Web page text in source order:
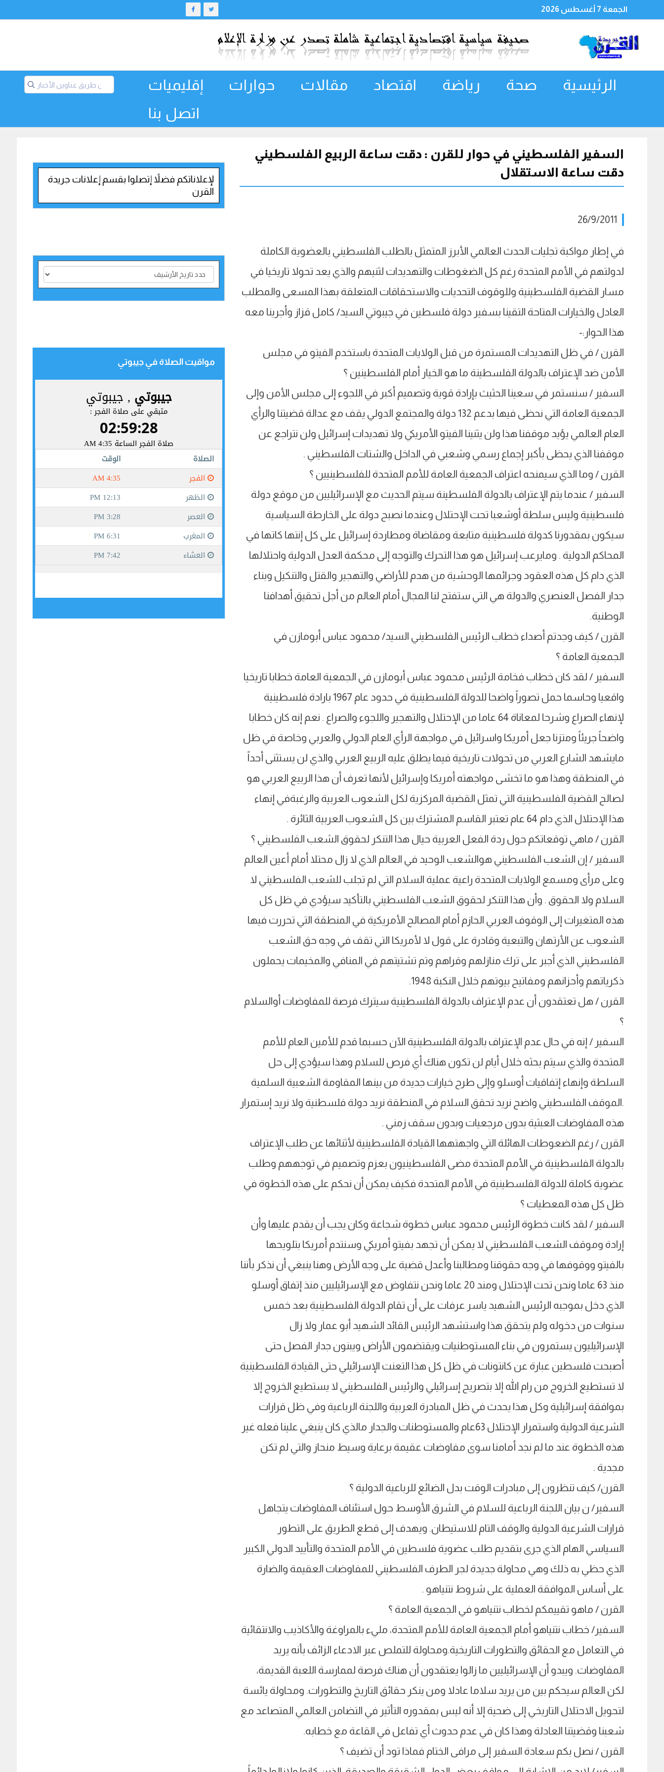
الجمعة 7 أغسطس 2026
الرئيسية صحة رياضة اقتصاد مقالات حوارات
إقليميات
اتصل بنا
السفير الفلسطيني في حوار للقرن : دقت ساعة الربيع الفلسطيني
دقت ساعة الاستقلال
26/9/2011
في إطار مواكبة تجليات الحدث العالمي الأبرز المتمثل بالطلب الفلسطيني بالعضوية الكاملة
لدولتهم في الأمم المتحدة رغم كل الضغوطات والتهديدات لثنيهم والذي يعد تحولا تاريخيا في
مسار القضية الفلسطينية وللوقوف التحديات والاستحقاقات المتعلقة بهذا المسعى والمطلب
العادل والخيارات المتاحة التقينا بسفير دولة فلسطين في جيبوتي السيد/ كامل قزاز وأجرينا معه
هذا الحوار:-
القرن / في ظل التهديدات المستمرة من قبل الولايات المتحدة باستخدم الفيتو في مجلس
الأمن ضد الإعتراف بالدولة الفلسطينة ما هو الخيار أمام الفلسطينين ؟
السفير / سنستمر في سعينا الحثيث بإرادة قوية وتصميم أكبر في اللجوء إلى مجلس الأمن وإلى
الجمعية العامة التي نحظى فيها بدعم 132 دولة والمجتمع الدولي يقف مع عدالة قضيتنا والرأي
العام العالمي يؤيد موقفنا هذا ولن يثنينا الفيتو الأمريكي ولا تهديدات إسرائيل ولن نتراجع عن
موقفنا الذي يحظى بأكبر إجماع رسمي وشعبي في الداخل والشتات الفلسطيني .
القرن / وما الذي سيمنحه اعتراف الجمعية العامة للأمم المتحدة للفلسطينيين ؟
السفير / عندما يتم الإعتراف بالدولة الفلسطينة سيتم الحديث مع الإسرائيليين من موقع دولة
فلسطينية وليس سلطة أوشعبا تحت الإحتلال وعندما نصبح دولة على الخارطة السياسية
سيكون بمقدورنا كدولة فلسطينية متابعة ومقاضاة ومطاردة إسرائيل على كل إنتها كاتها في
المحاكم الدولية . ومايرعب إسرائيل هو هذا التحرك والتوجه إلى محكمة العدل الدولية واحتلالها
الذي دام كل هذه العقود وجرائمها الوحشية من هدم للأراضي والتهجير والقتل والتنكيل وبناء
جدار الفصل العنصري والدولة هي التي ستفتح لنا المجال أمام العالم من أجل تحقيق أهدافنا
الوطنية.
القرن / كيف وجدتم أصداء خطاب الرئيس الفلسطيني السيد/ محمود عباس أبومازن في
الجمعية العامة ؟
السفير / لقد كان خطاب فخامة الرئيس محمود عباس أبومازن في الجمعية العامة خطابا تاريخيا
واقعيا وحاسما حمل تصوراً واضحا للدولة الفلسطينية في حدود عام 1967 بارادة فلسطينية
لإنهاء الصراع وشرحا لمعاناة 64 عاما من الإحتلال والتهجير واللجوء والصراع . نعم إنه كان خطابا
واضحاً جريئاً ومتزنا جعل أمريكا واسرائيل في مواجهة الرأي العام الدولي والعربي وخاصة في ظل
مايشهد الشارع العربي من تحولات تاريخية فيما يطلق عليه الربيع العربي والذي لن يستثنى أحداً
في المنطقة وهذا هو ما تخشى مواجهته أمريكا وإسرائيل لأنها تعرف أن هذا الربيع العربي هو
لصالح القضية الفلسطينية التي تمثل القضية المركزية لكل الشعوب العربية والرغبةفي إنهاء
هذا الإحتلال الذي دام 64 عام تعتبر القاسم المشترك بين كل الشعوب العربية الثائرة .
القرن / ماهي توقعاتكم حول ردة الفعل العربية حيال هذا التنكر لحقوق الشعب الفلسطيني ؟
السفير / إن الشعب الفلسطيني هوالشعب الوحيد في العالم الذي لا زال محتلا أمام أعين العالم
وعلى مرأى ومسمع الولايات المتحدة راعية عملية السلام التي لم تجلب للشعب الفلسطيني لا
السلام ولا الحقوق . وأن هذا التنكر لحقوق الشعب الفلسطيني بالتأكيد سيؤدي في ظل كل
هذه المتغيرات إلى الوقوف العربي الحازم أمام المصالح الأمريكية في المنطقة التي تحررت فيها
الشعوب عن الأرتهان والتبعية وقادرة على قول لا لأمريكا التي تقف في وجه حق الشعب
الفلسطيني الذي أجبر على ترك منازلهم وقراهم وتم تشتيتهم في المنافي والمخيمات يحملون
ذكرياتهم وأحزانهم ومفاتيح بيوتهم خلال النكبة 1948.
القرن / هل تعتقدون أن عدم الإعتراف بالدولة الفلسطينية سيترك فرصة للمفاوضات أوالسلام
؟
السفير / إنه في حال عدم الإعتراف بالدولة الفلسطينية الآن حسبما قدم للأمين العام للأمم
المتحدة والذي سيتم بحثه خلال أيام لن تكون هناك أي فرص للسلام وهذا سيؤدي إلى حل
السلطة وإنهاء إتفاقيات أوسلو وإلى طرح خيارات جديدة من بينها المقاومة الشعبية السلمية
.الموقف الفلسطيني واضح نريد تحقق السلام في المنطقة نريد دولة فلسطنية ولا نريد إستمرار
هذه المفاوضات العبثية بدون مرجعيات وبدون سقف زمني .
القرن / رغم الضعوطات الهائلة التي واجهتهها القيادة الفلسطينية لأثنائها عن طلب الإعتراف
بالدولة الفلسطينية في الأمم المتحدة مضى الفلسطينيون بعزم وتصميم في توجههم وطلب
عضوية كاملة للدولة الفلسطينية في الأمم المتحدة فكيف يمكن أن نحكم على هذه الخطوة في
ظل كل هذه المعطيات ؟
السفير / لقد كانت خطوة الرئيس محمود عباس خطوة شجاعة وكان يجب أن يقدم عليها وأن
إرادة وموقف الشعب الفلسطيني لا يمكن أن تجهد بفيتو أمريكي وسنتدم أمريكا بتلويحها
بالفيتو ووقوفها في وجه حقوقنا ومطالبنا وأعدل قضية على وجه الأرض وهنا ينبغي أن نذكر بأننا
منذ 63 عاما ونحن تحت الإحتلال ومند 20 عاما ونحن نتفاوض مع الإسرائيليين منذ إتفاق أوسلو
الذي دخل بموجبه الرئيس الشهيد ياسر عرفات على أن تقام الدولة الفلسطينية بعد خمس
سنوات من دخوله ولم يتحقق هذا واستشهد الرئيس القائد الشهيد أبو عمار ولا زال
الإسرائيليون يستمرون في بناء المستوطنيات ويقتضمون الأراض ويبنون جدار الفصل حتى
أصبحت فلسطين عبارة عن كانتونات في ظل كل هذا التعنت الإسرائيلي حتى القيادة الفلسطينية
لا تستطيع الخروج من رام الله إلا بتصريح إسرائيلي والرئيس الفلسطيني لا يستطيع الخروج إلا
بموافقة إسرائيلية وكل هذا يحدث في ظل المبادرة العربية واللجنة الرباعية وفي ظل قرارات
الشرعية الدولية واستمرار الإحتلال 63عام والمستوطنات والجدار مالذي كان ينبغي علينا فعله غير
هذه الخطوة عند ما لم نجد أمامنا سوى مفاوضات عقيمة برعاية وسيط منحاز والتي لم تكن
مجدية .
القرن/ كيف تنظرون إلى مبادرات الوقت بدل الضائع للرباعية الدولية ؟
السفير/ ن بيان اللجنة الرباعية للسلام في الشرق الأوسط حول استئناف المفاوضات يتجاهل
قرارات الشرعية الدولية والوقف التام للاستيطان. ويهدف إلى قطع الطريق على التطور
السياسي الهام الذي جرى بتقديم طلب عضوية فلسطين في الأمم المتحدة والتأييد الدولي الكبير
الذي حظي به ذلك وهي محاولة جديدة لجر الطرف الفلسطيني للمفاوضات العقيمة والضارة
على أساس الموافقة العملية على شروط نتنياهو .
القرن / ماهو تقييمكم لخطاب نتنياهو في الجمعية العامة ؟
السفير/ خطاب نتنياهو أمام الجمعية العامة للأمم المتحدة، مليء بالمراوغة والأكاذيب والانتقائية
في التعامل مع الحقائق والتطورات التاريخية.ومحاولة للتملص عبر الادعاء الزائف بأنه يريد
المفاوضات. ويبدو أن الإسرائيليين ما زالوا يعتقدون أن هناك فرصة لممارسة اللعبة القديمة،
لكن العالم سيحكم بين من يريد سلاما عادلا ومن ينكر حقائق التاريخ والتطورات. ومحاولة يائسة
لتحويل الاحتلال التاريخي إلى ضحية إلا أنه ليس بمقدوره التأثير في التضامن العالمي المتصاعد مع
شعبنا وقضيتنا العادلة وهذا كان في عدم حدوث أي تفاعل في القاعة مع خطابه.
القرن / نصل بكم سعادة السفير إلى مرافى الختام فماذا تود أن تضيف ؟
لإعلاناتكم فضلاً إتصلوا بقسم إعلانات جريدة
القرن
مواقيت الصلاة في جيبوتي‎